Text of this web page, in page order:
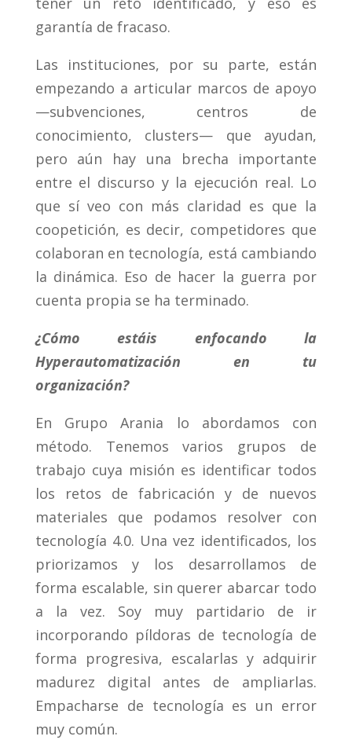
garantía de fracaso.
Las instituciones, por su parte, están
empezando a articular marcos de apoyo
—subvenciones, centros de
conocimiento, clusters— que ayudan,
pero aún hay una brecha importante
entre el discurso y la ejecución real. Lo
que sí veo con más claridad es que la
coopetición, es decir, competidores que
colaboran en tecnología, está cambiando
la dinámica. Eso de hacer la guerra por
cuenta propia se ha terminado.
¿Cómo estáis enfocando la
Hyperautomatización en tu
organización?
En Grupo Arania lo abordamos con
método. Tenemos varios grupos de
trabajo cuya misión es identificar todos
los retos de fabricación y de nuevos
materiales que podamos resolver con
tecnología 4.0. Una vez identificados, los
priorizamos y los desarrollamos de
forma escalable, sin querer abarcar todo
a la vez. Soy muy partidario de ir
incorporando píldoras de tecnología de
forma progresiva, escalarlas y adquirir
madurez digital antes de ampliarlas.
Empacharse de tecnología es un error
muy común.